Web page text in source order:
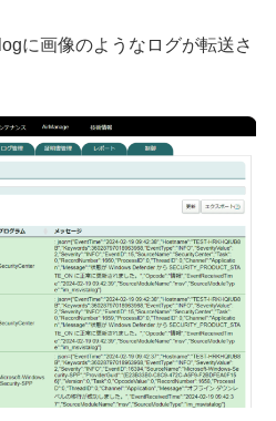
に画像のようなログが転送さ